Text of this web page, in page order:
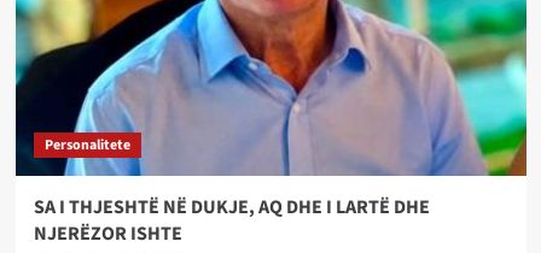
Personalitete
SA I THJESHTË NË DUKJE, AQ DHE I LARTË DHE
NJERËZOR ISHTE